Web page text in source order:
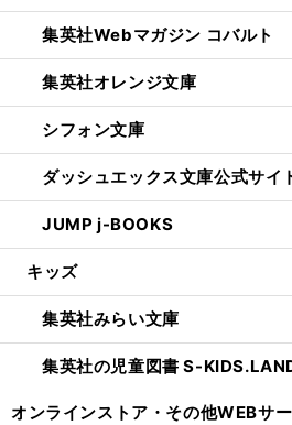
集英社Webマガジン コバルト
集英社オレンジ文庫
シフォン文庫
ダッシュエックス文庫公式サイ
JUMP j-BOOKS
キッズ
集英社みらい文庫
集英社の児童図書 S-
オンラインストア・ その他WEBサ